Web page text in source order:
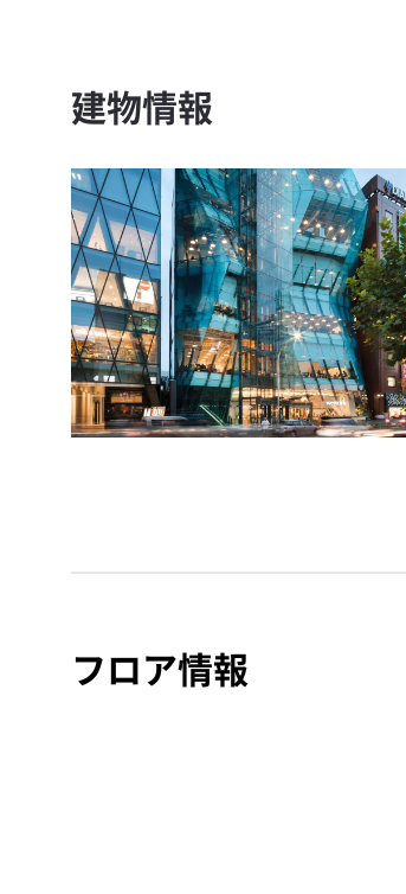
建物情報
フロア情報